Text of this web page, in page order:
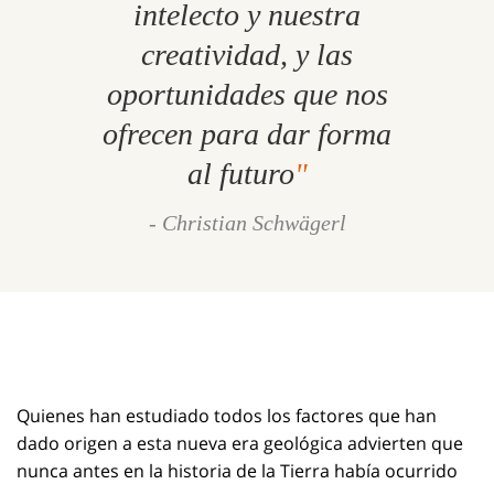
intelecto y nuestra
creatividad, y las
oportunidades que nos
ofrecen para dar forma
al futuro
- Christian Schwägerl
Quienes han estudiado todos los factores que han
dado origen a esta nueva era geológica advierten que
nunca antes en la historia de la Tierra había ocurrido